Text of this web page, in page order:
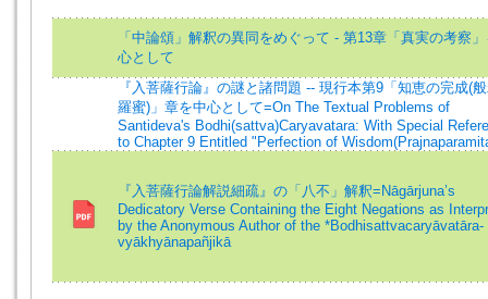
「中論頌」解釈の異同をめぐって - 第13章「真実の考察
心として
『入菩薩行論』の謎と諸問題 -- 現行本第9「知恵の完成(
羅蜜)」章を中心として=On The Textual Problems of
Santideva's Bodhi(sattva)Caryavatara: With Special
to Chapter 9 Entitled "Perfection of
『入菩薩行論解説細疏』の「八不」解釈=Nāgārjuna’s
Dedicatory Verse Containing the Eight Negations as
by the Anonymous Author of the *Bodhisattvacaryāvatāra-
vyākhyānapañjikā